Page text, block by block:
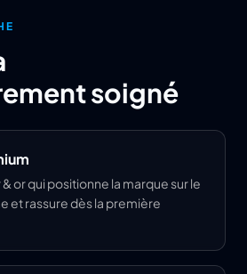
soigné
& or qui positionne la marque sur le
et rassure dès la première